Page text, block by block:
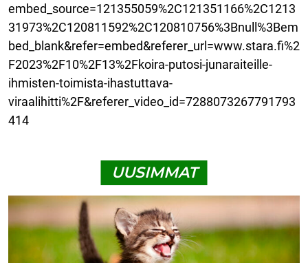
embed_source=121355059%2C121351166%2C1213
31973%2C120811592%2C120810756%3Bnull%3Bem
bed_blank&refer=embed&referer_url=www.stara.fi%2
F2023%2F10%2F13%2Fkoira-putosi-junaraiteille-
ihmisten-toimista-ihastuttava-
viraalihitti%2F&referer_video_id=7288073267791793
414
UUSIMMAT